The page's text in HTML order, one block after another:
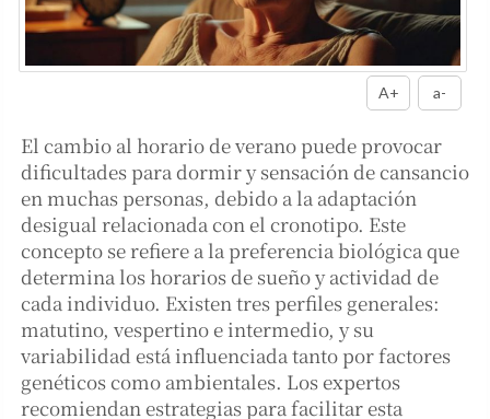
A+ a-
El cambio al horario de verano puede provocar
dificultades para dormir y sensación de cansancio
en muchas personas, debido a la adaptación
desigual relacionada con el cronotipo. Este
concepto se refiere a la preferencia biológica que
determina los horarios de sueño y actividad de
cada individuo. Existen tres perfiles generales:
matutino, vespertino e intermedio, y su
variabilidad está influenciada tanto por factores
genéticos como ambientales. Los expertos
recomiendan estrategias para facilitar esta